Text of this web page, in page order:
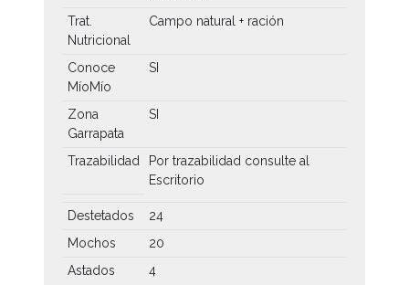
Trat.
Nutricional
Campo natural + ración
Conoce
MíoMío
SI
Zona
Garrapata
SI
Trazabilidad
Por trazabilidad consulte al
Escritorio
Destetados
24
Mochos
20
Astados
4